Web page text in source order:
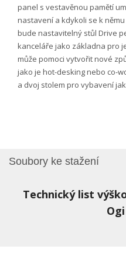
panel s vestavěnou pamětí
nastavení a kdykoli se k
bude nastavitelný stůl Drive
kanceláře jako základna pro
může pomoci vytvořit nové
jako je hot-desking nebo co-
a dvoj stolem pro vybavení
Soubory ke stažení
Technický list